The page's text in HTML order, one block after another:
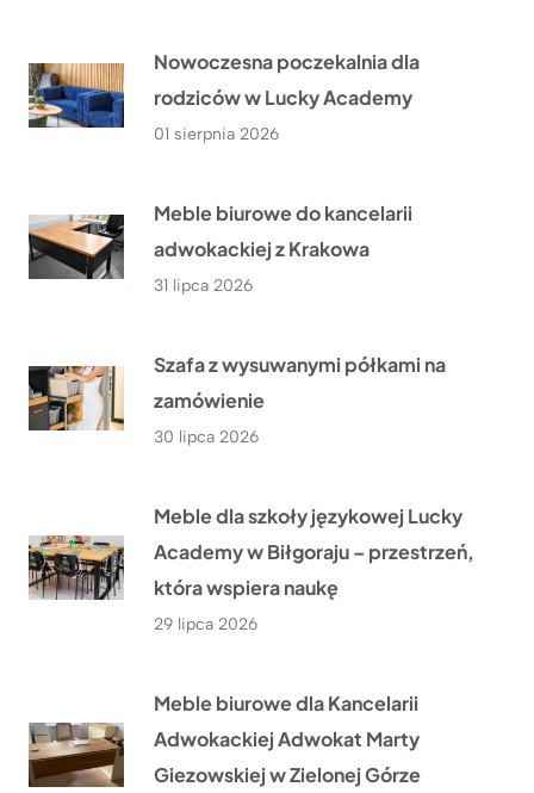
Nowoczesna poczekalnia dla
rodziców w Lucky Academy
01 sierpnia 2026
Meble biurowe do kancelarii
adwokackiej z Krakowa
31 lipca 2026
Szafa z wysuwanymi półkami na
zamówienie
30 lipca 2026
Meble dla szkoły językowej Lucky
Academy w Biłgoraju – przestrzeń,
która wspiera naukę
29 lipca 2026
Meble biurowe dla Kancelarii
Adwokackiej Adwokat Marty
Giezowskiej w Zielonej Górze